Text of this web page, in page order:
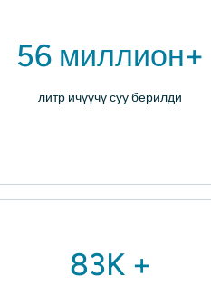
56 миллион+
литр ичүүчү суу берилди
83K +